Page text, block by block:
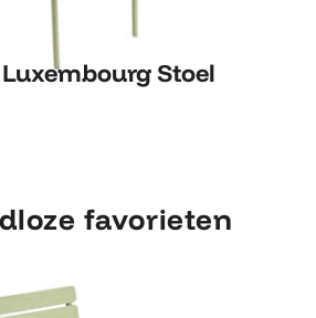
Stoel
Stoel
favorieten